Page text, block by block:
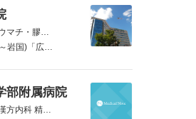
マチ・膠原病科 心療内科精神科
JR山陽本線(三原～岩国)「広島」広電バス 大学病院行き 終点下車徒歩1分 バス15分｜JR山陽本線「広島」広電バス 大学病院行き 終点下車徒歩1分 バス15分
部附属病院
方内科 精神科・神経科